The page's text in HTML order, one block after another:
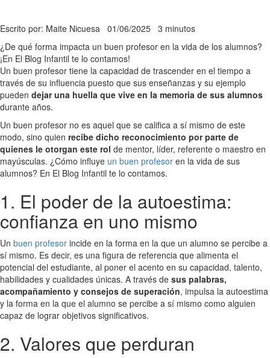
Escrito por: Maite Nicuesa 01/06/2025 3 minutos
¿De qué forma impacta un buen profesor en la vida de los alumnos?
¡En El Blog Infantil te lo contamos!
Un buen profesor tiene la capacidad de trascender en el tiempo a
través de su influencia puesto que sus enseñanzas y su ejemplo
pueden dejar una huella que vive en la memoria de sus alumnos
durante años.
Un buen profesor no es aquel que se califica a sí mismo de este
modo, sino quien recibe dicho reconocimiento por parte de
quienes le otorgan este rol de mentor, líder, referente o maestro en
mayúsculas. ¿Cómo influye un buen profesor en la vida de sus
alumnos? En El Blog Infantil te lo contamos.
1. El poder de la autoestima:
confianza en uno mismo
Un buen profesor incide en la forma en la que un alumno se percibe a
sí mismo. Es decir, es una figura de referencia que alimenta el
potencial del estudiante, al poner el acento en su capacidad, talento,
habilidades y cualidades únicas. A través de sus palabras,
acompañamiento y consejos de superación, impulsa la autoestima
y la forma en la que el alumno se percibe a sí mismo como alguien
capaz de lograr objetivos significativos.
2. Valores que perduran